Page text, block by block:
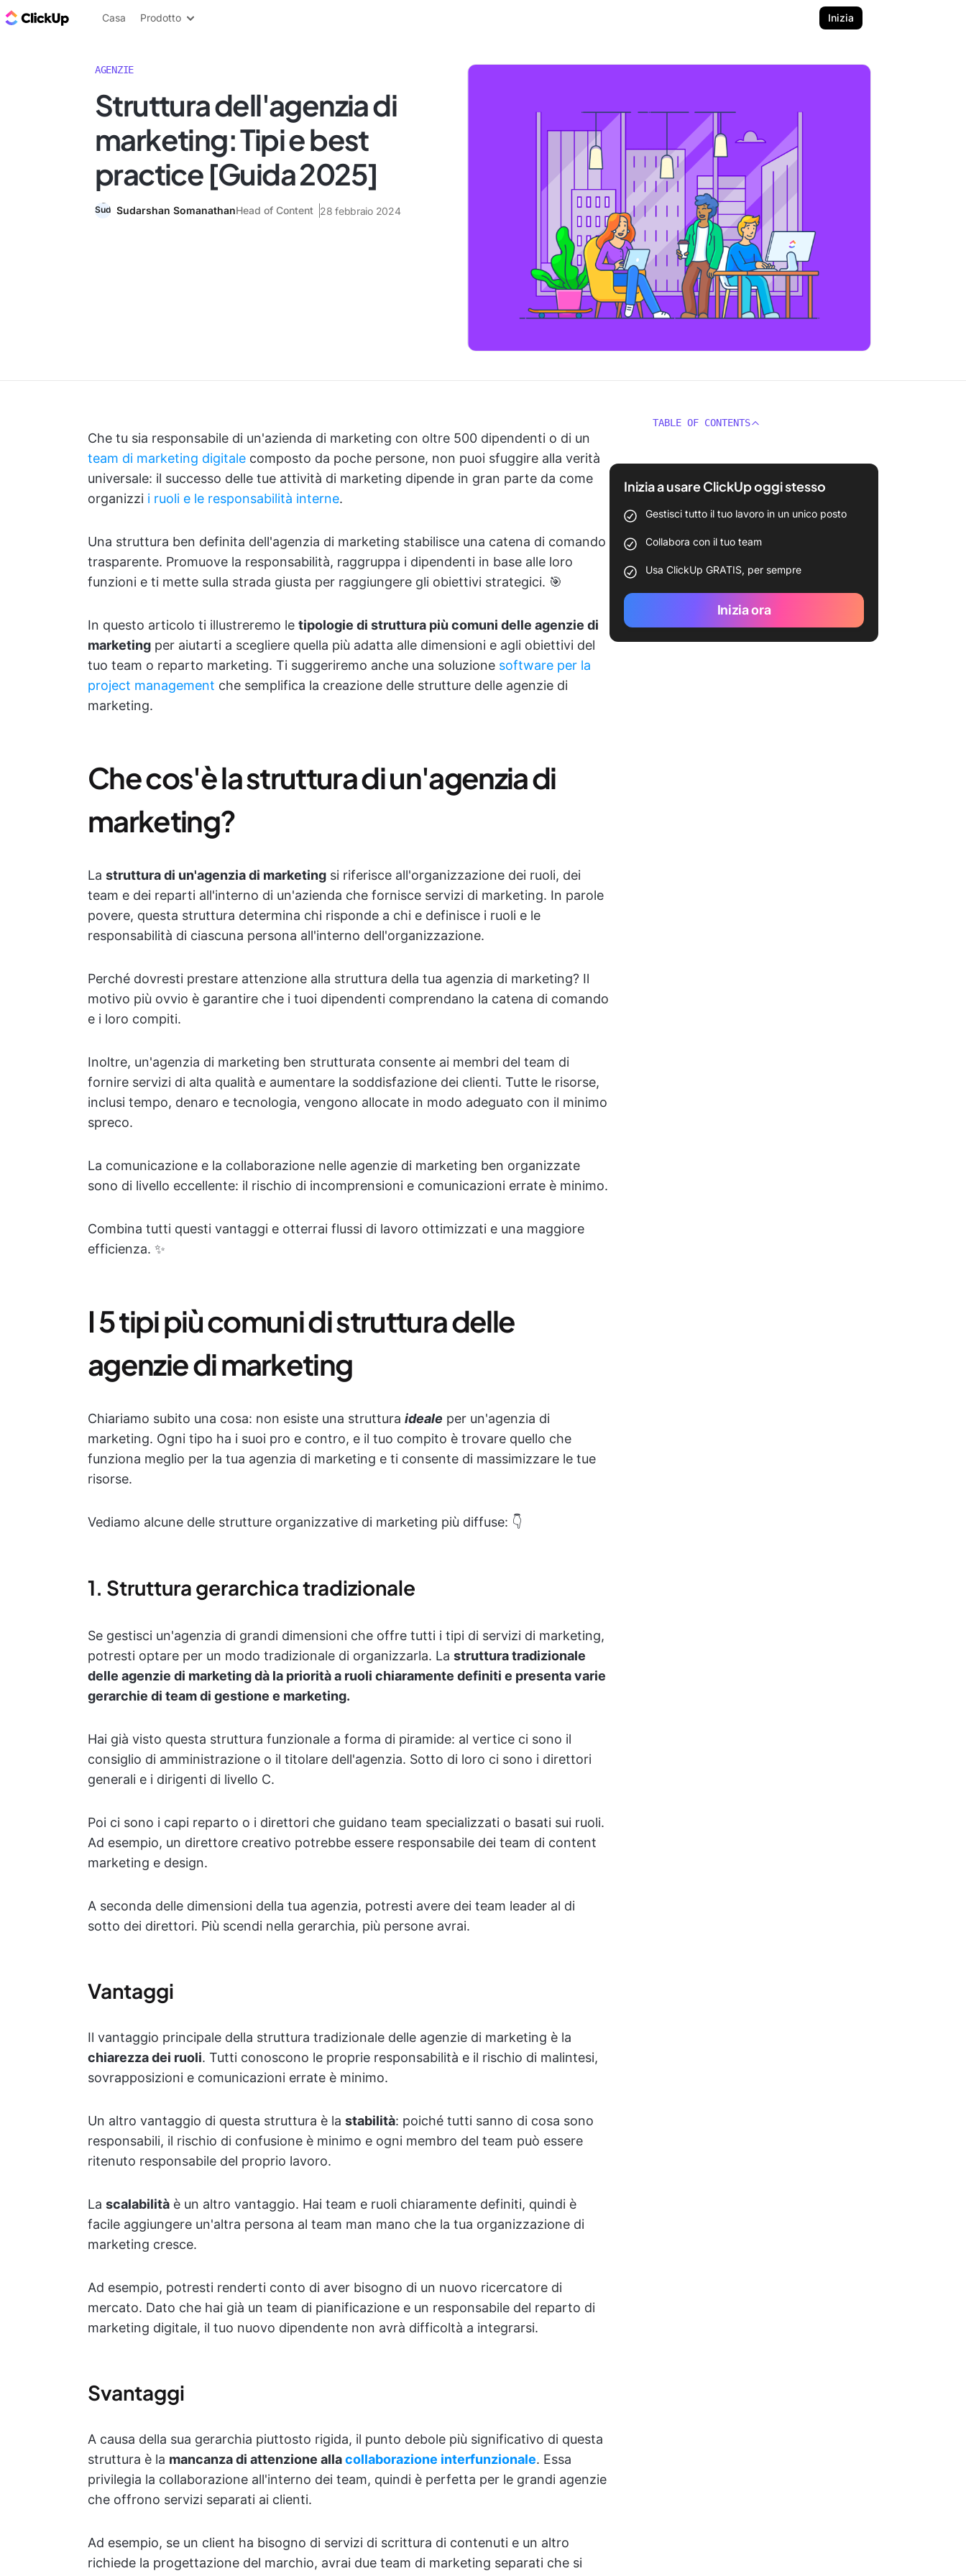
Blog di ClickUp
Casa Prodotto Inizia
AGENZIE
Struttura dell'agenzia di
marketing: Tipi e best
practice [Guida 2025]
Sudarshan SomanathanHead of Content 28 febbraio 2024
Che tu sia responsabile di un'azienda di marketing con oltre 500 dipendenti o di un
team di marketing digitale composto da poche persone, non puoi sfuggire alla verità
universale: il successo delle tue attività di marketing dipende in gran parte da come
organizzi i ruoli e le responsabilità interne.
Una struttura ben definita dell'agenzia di marketing stabilisce una catena di comando
trasparente. Promuove la responsabilità, raggruppa i dipendenti in base alle loro
funzioni e ti mette sulla strada giusta per raggiungere gli obiettivi strategici. 🎯
In questo articolo ti illustreremo le tipologie di struttura più comuni delle agenzie di
marketing per aiutarti a scegliere quella più adatta alle dimensioni e agli obiettivi del
tuo team o reparto marketing. Ti suggeriremo anche una soluzione software per la
project management che semplifica la creazione delle strutture delle agenzie di
marketing.
Che cos'è la struttura di un'agenzia di
marketing?
La struttura di un'agenzia di marketing si riferisce all'organizzazione dei ruoli, dei
team e dei reparti all'interno di un'azienda che fornisce servizi di marketing. In parole
povere, questa struttura determina chi risponde a chi e definisce i ruoli e le
responsabilità di ciascuna persona all'interno dell'organizzazione.
Perché dovresti prestare attenzione alla struttura della tua agenzia di marketing? Il
motivo più ovvio è garantire che i tuoi dipendenti comprendano la catena di comando
e i loro compiti.
Inoltre, un'agenzia di marketing ben strutturata consente ai membri del team di
fornire servizi di alta qualità e aumentare la soddisfazione dei clienti. Tutte le risorse,
inclusi tempo, denaro e tecnologia, vengono allocate in modo adeguato con il minimo
spreco.
La comunicazione e la collaborazione nelle agenzie di marketing ben organizzate
sono di livello eccellente: il rischio di incomprensioni e comunicazioni errate è minimo.
Combina tutti questi vantaggi e otterrai flussi di lavoro ottimizzati e una maggiore
efficienza. ✨
I 5 tipi più comuni di struttura delle
agenzie di marketing
Chiariamo subito una cosa: non esiste una struttura ideale per un'agenzia di
marketing. Ogni tipo ha i suoi pro e contro, e il tuo compito è trovare quello che
funziona meglio per la tua agenzia di marketing e ti consente di massimizzare le tue
risorse.
Vediamo alcune delle strutture organizzative di marketing più diffuse: 👇
1. Struttura gerarchica tradizionale
Se gestisci un'agenzia di grandi dimensioni che offre tutti i tipi di servizi di marketing,
potresti optare per un modo tradizionale di organizzarla. La struttura tradizionale
delle agenzie di marketing dà la priorità a ruoli chiaramente definiti e presenta varie
gerarchie di team di gestione e marketing.
Hai già visto questa struttura funzionale a forma di piramide: al vertice ci sono il
consiglio di amministrazione o il titolare dell'agenzia. Sotto di loro ci sono i direttori
generali e i dirigenti di livello C.
Poi ci sono i capi reparto o i direttori che guidano team specializzati o basati sui ruoli.
Ad esempio, un direttore creativo potrebbe essere responsabile dei team di content
marketing e design.
A seconda delle dimensioni della tua agenzia, potresti avere dei team leader al di
sotto dei direttori. Più scendi nella gerarchia, più persone avrai.
Vantaggi
Il vantaggio principale della struttura tradizionale delle agenzie di marketing è la
chiarezza dei ruoli. Tutti conoscono le proprie responsabilità e il rischio di malintesi,
sovrapposizioni e comunicazioni errate è minimo.
Un altro vantaggio di questa struttura è la stabilità: poiché tutti sanno di cosa sono
responsabili, il rischio di confusione è minimo e ogni membro del team può essere
ritenuto responsabile del proprio lavoro.
La scalabilità è un altro vantaggio. Hai team e ruoli chiaramente definiti, quindi è
facile aggiungere un'altra persona al team man mano che la tua organizzazione di
marketing cresce.
Ad esempio, potresti renderti conto di aver bisogno di un nuovo ricercatore di
mercato. Dato che hai già un team di pianificazione e un responsabile del reparto di
marketing digitale, il tuo nuovo dipendente non avrà difficoltà a integrarsi.
Svantaggi
A causa della sua gerarchia piuttosto rigida, il punto debole più significativo di questa
struttura è la mancanza di attenzione allacollaborazione interfunzionale. Essa
privilegia la collaborazione all'interno dei team, quindi è perfetta per le grandi agenzie
che offrono servizi separati ai clienti.
Ad esempio, se un client ha bisogno di servizi di scrittura di contenuti e un altro
richiede la progettazione del marchio, avrai due team di marketing separati che si
TABLE OF CONTENTS
Inizia a usare ClickUp oggi stesso
Gestisci tutto il tuo lavoro in un unico posto
Collabora con il tuo team
Usa ClickUp GRATIS, per sempre
Inizia ora